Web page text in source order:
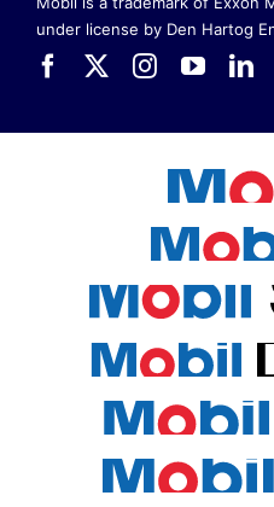
under license by Den Hartog